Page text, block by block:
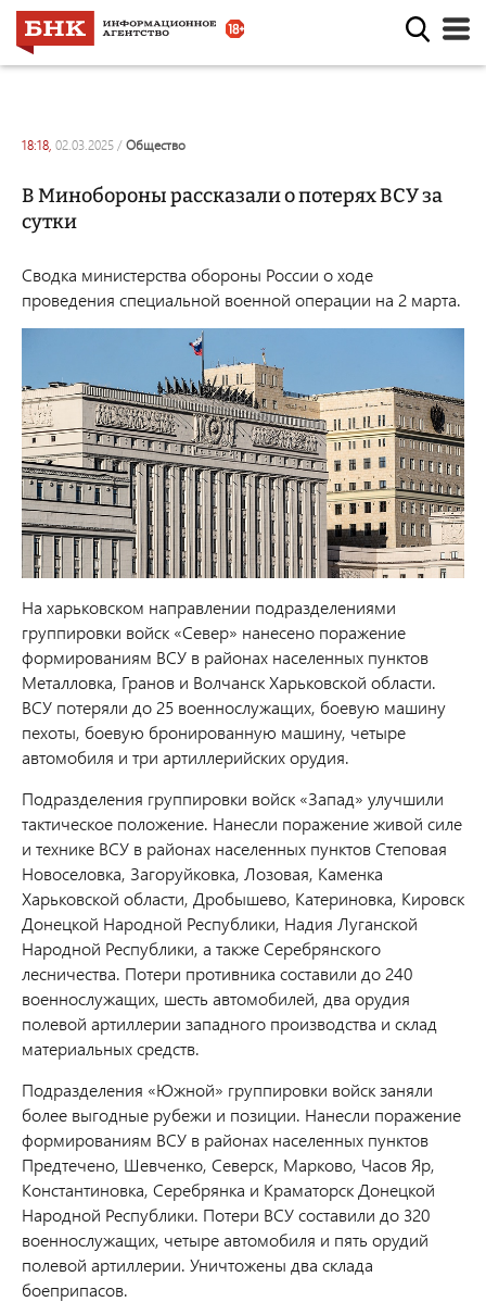
18:18, 02.03.2025 / общество
В Минобороны рассказали о потерях ВСУ за
сутки
Сводка министерства обороны России о ходе
проведения специальной военной операции на 2 марта.
На харьковском направлении подразделениями
группировки войск «Север» нанесено поражение
формированиям ВСУ в районах населенных пунктов
Металловка, Гранов и Волчанск Харьковской области.
ВСУ потеряли до 25 военнослужащих, боевую машину
пехоты, боевую бронированную машину, четыре
автомобиля и три артиллерийских орудия.
Подразделения группировки войск «Запад» улучшили
тактическое положение. Нанесли поражение живой силе
и технике ВСУ в районах населенных пунктов Степовая
Новоселовка, Загоруйковка, Лозовая, Каменка
Харьковской области, Дробышево, Катериновка, Кировск
Донецкой Народной Республики, Надия Луганской
Народной Республики, а также Серебрянского
лесничества. Потери противника составили до 240
военнослужащих, шесть автомобилей, два орудия
полевой артиллерии западного производства и склад
материальных средств.
Подразделения «Южной» группировки войск заняли
более выгодные рубежи и позиции. Нанесли поражение
формированиям ВСУ в районах населенных пунктов
Предтечено, Шевченко, Северск, Марково, Часов Яр,
Константиновка, Серебрянка и Краматорск Донецкой
Народной Республики. Потери ВСУ составили до 320
военнослужащих, четыре автомобиля и пять орудий
полевой артиллерии. Уничтожены два склада
боеприпасов.